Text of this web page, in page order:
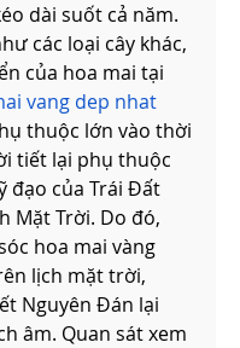
dài suốt cả năm.
các loại cây khác,
của hoa mai tại
vang dep nhat
thuộc lớn vào thời
tiết lại phụ thuộc
đạo của Trái Đất
Mặt Trời. Do đó,
hoa mai vàng
lịch mặt trời,
Nguyên Đán lại
âm. Quan sát xem